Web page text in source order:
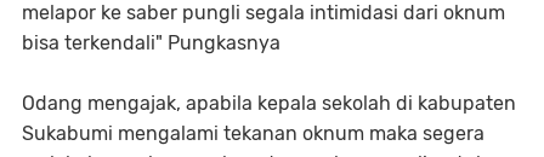
melapor ke saber pungli segala intimidasi dari oknum
bisa terkendali" Pungkasnya
Odang mengajak, apabila kepala sekolah di kabupaten
Sukabumi mengalami tekanan oknum maka segera